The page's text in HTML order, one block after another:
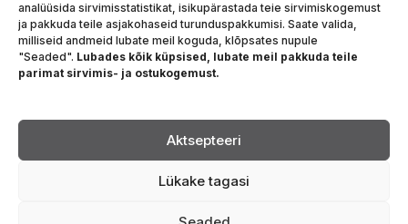
analüüsida sirvimisstatistikat, isikupärastada teie sirvimiskogemust
ja pakkuda teile asjakohaseid turunduspakkumisi. Saate valida,
milliseid andmeid lubate meil koguda, klõpsates nupule
"Seaded". Lubades kõik küpsised, lubate meil pakkuda teile
parimat sirvimis- ja ostukogemust.
Aktsepteeri
Lükake tagasi
Kaupade tagastamine
Tingimused ja eeskirjad
Privaatsuspoliitika
Meie kohta
Keel